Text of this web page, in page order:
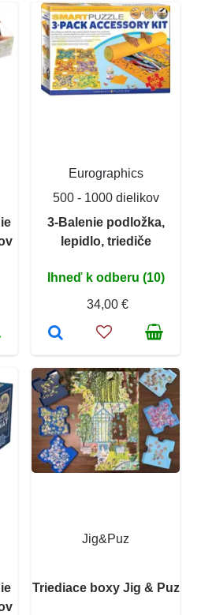
Eurographics
500 - 1000 dielikov
3-Balenie podložka,
lepidlo, triediče
Ihneď k odberu (10)
34,00 €
Jig&Puz
Triediace boxy Jig & Puz